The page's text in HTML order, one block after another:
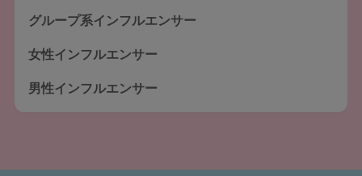
グループ系インフルエンサー
女性インフルエンサー
男性インフルエンサー